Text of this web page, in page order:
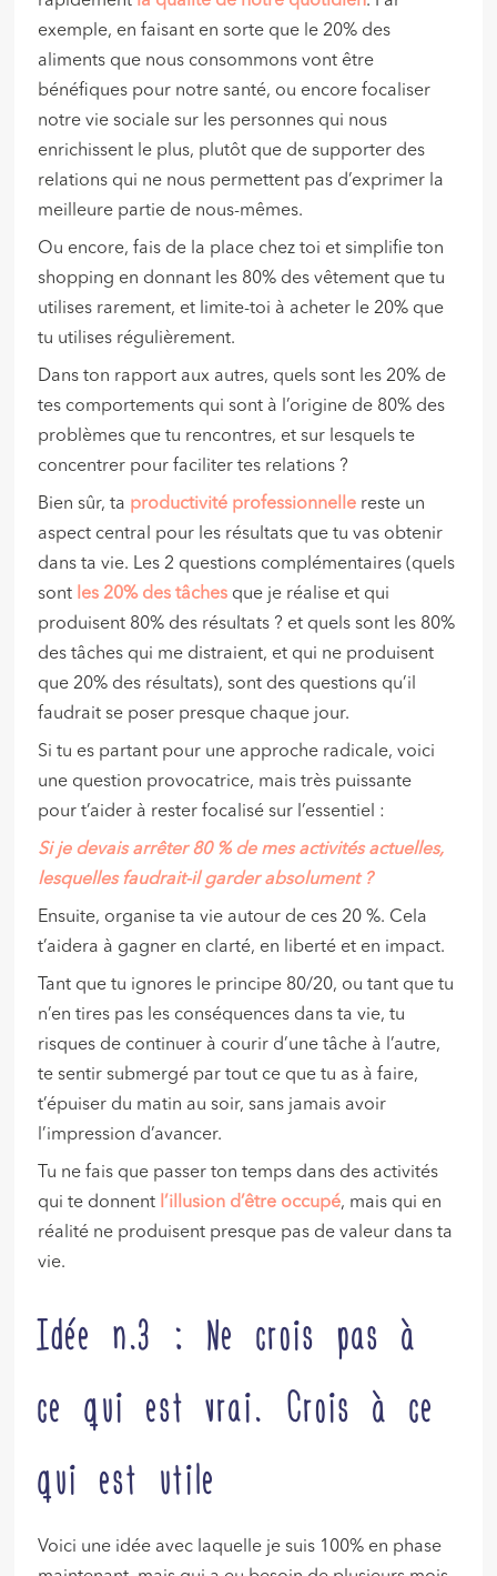
exemple, en faisant en sorte que le 20% des
aliments que nous consommons vont être
bénéfiques pour notre santé, ou encore focaliser
notre vie sociale sur les personnes qui nous
enrichissent le plus, plutôt que de supporter des
relations qui ne nous permettent pas d’exprimer la
meilleure partie de nous-mêmes.
Ou encore, fais de la place chez toi et simplifie ton
shopping en donnant les 80% des vêtement que tu
utilises rarement, et limite-toi à acheter le 20% que
tu utilises régulièrement.
Dans ton rapport aux autres, quels sont les 20% de
tes comportements qui sont à l’origine de 80% des
problèmes que tu rencontres, et sur lesquels te
concentrer pour faciliter tes relations ?
Bien sûr, ta productivité professionnelle reste un
aspect central pour les résultats que tu vas obtenir
dans ta vie. Les 2 questions complémentaires (quels
sont les 20% des tâches que je réalise et qui
produisent 80% des résultats ? et quels sont les 80%
des tâches qui me distraient, et qui ne produisent
que 20% des résultats), sont des questions qu’il
faudrait se poser presque chaque jour.
Si tu es partant pour une approche radicale, voici
une question provocatrice, mais très puissante
pour t’aider à rester focalisé sur l’essentiel :
Si je devais arrêter 80 % de mes activités actuelles,
lesquellesfaudrait-il garder absolument ?
Ensuite, organise ta vie autour de ces 20 %. Cela
t’aidera à gagner en clarté, en liberté et en impact.
Tant que tu ignores le principe 80/20, ou tant que tu
n’en tires pas les conséquences dans ta vie, tu
risques de continuer à courir d’une tâche à l’autre,
te sentir submergé par tout ce que tu as à faire,
t’épuiser du matin au soir, sans jamais avoir
l’impression d’avancer.
Tu ne fais que passer ton temps dans des activités
qui te donnent l’illusion d’être occupé, mais qui en
réalité ne produisent presque pas de valeur dans ta
vie.
Idée n.3 : Ne crois pas à
ce qui est vrai. Crois à ce
qui est utile
Voici une idée avec laquelle je suis 100% en phase